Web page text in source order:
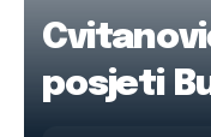
posjeti